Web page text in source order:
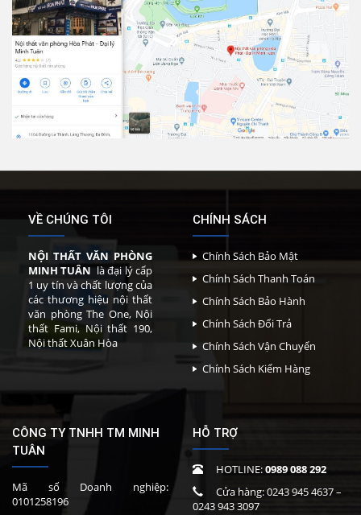
VỀ CHÚNG TÔI
NỘI THẤT VĂN PHÒNG
MINH TUÂN là đại lý cấp
1 uy tín và chất lượng của
các thương hiệu nội thất
văn phòng The One, Nội
thất Fami, Nội thất 190,
Nội thất Xuân Hòa
CHÍNH SÁCH
Chính Sách Bảo Mật
Chính Sách Thanh Toán
Chính Sách Bảo Hành
Chính Sách Đổi Trả
Chính Sách Vận Chuyển
Chính Sách Kiểm Hàng
CÔNG TY TNHH TM MINH
TUÂN
Mã số Doanh nghiệp:
0101258196
HỖ TRỢ
HOTLINE:0989 088 292
Cửa hàng:0243 945 4637–
0243 943 3097